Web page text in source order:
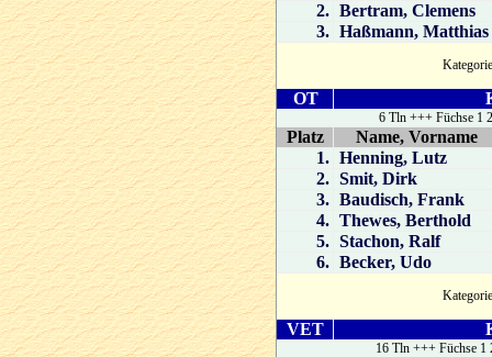
2. Bertram, Clemens
3. Haßmann, Matthias
OT
6 Tln +++ Füchse 1
Platz
Name, Vorname
1. Henning, Lutz
2. Smit, Dirk
3. Baudisch, Frank
4. Thewes, Berthold
5. Stachon, Ralf
6. Becker, Udo
VET
16 Tln +++ Füchse 1